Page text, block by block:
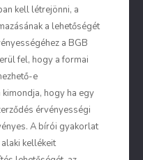
kell létrejönni, a
a lehetőségét
a BGB
fel, hogy a formai
e
hogy ha egy
érvényességi
A bírói gyakorlat
kellékeit